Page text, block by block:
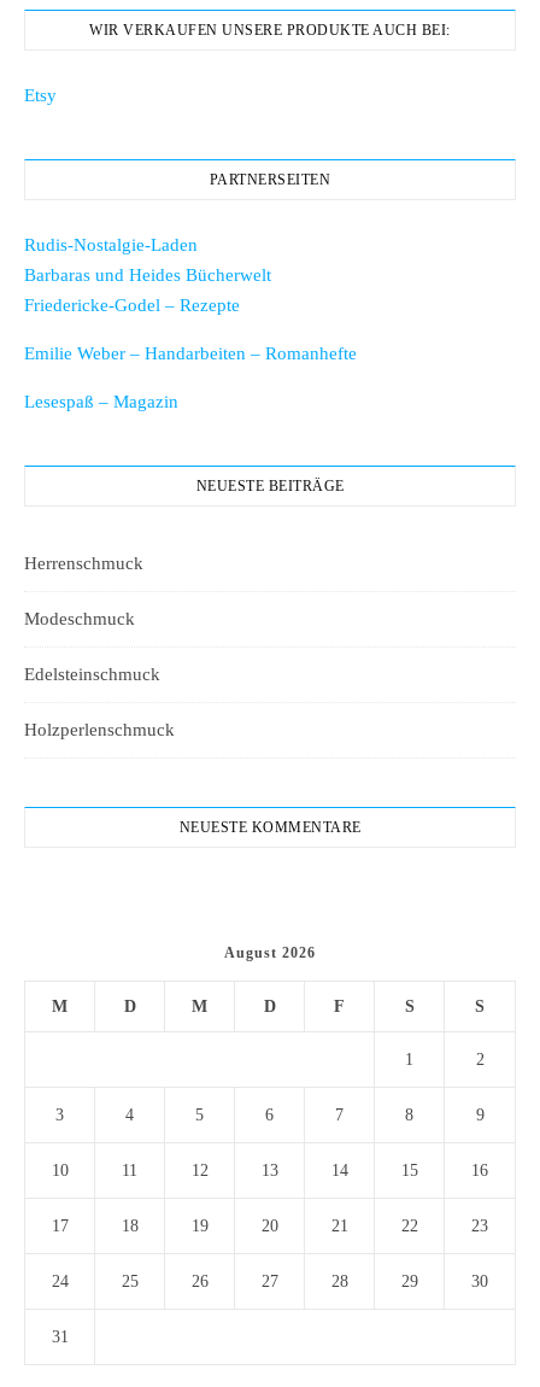
WIR VERKAUFEN UNSERE PRODUKTE AUCH BEI:
Etsy
PARTNERSEITEN
Rudis-Nostalgie-Laden
Barbaras und Heides Bücherwelt
Friedericke-Godel – Rezepte
Emilie Weber – Handarbeiten – Romanhefte
Lesespaß – Magazin
NEUESTE BEITRÄGE
Herrenschmuck
Modeschmuck
Edelsteinschmuck
Holzperlenschmuck
NEUESTE KOMMENTARE
August 2026
M D M D F S S
1 2
3 4 5 6 7 8 9
10 11 12 13 14 15 16
17 18 19 20 21 22 23
24 25 26 27 28 29 30
31